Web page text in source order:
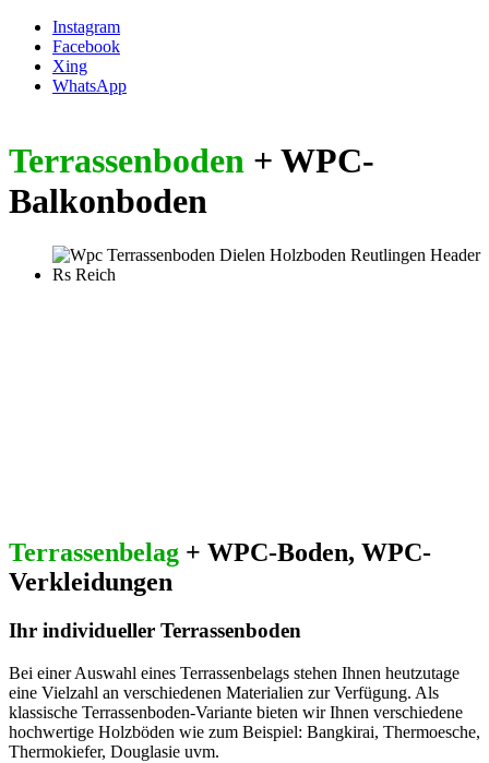
Instagram
Facebook
Xing
WhatsApp
Terrassenboden + WPC-
Balkonboden
Terrassenbelag + WPC-Boden, WPC-
Verkleidungen
Ihr individueller Terrassenboden
Bei einer Auswahl eines Terrassenbelags stehen Ihnen heutzutage
eine Vielzahl an verschiedenen Materialien zur Verfügung. Als
klassische Terrassenboden-Variante bieten wir Ihnen verschiedene
hochwertige Holzböden wie zum Beispiel: Bangkirai, Thermoesche,
Thermokiefer, Douglasie uvm.